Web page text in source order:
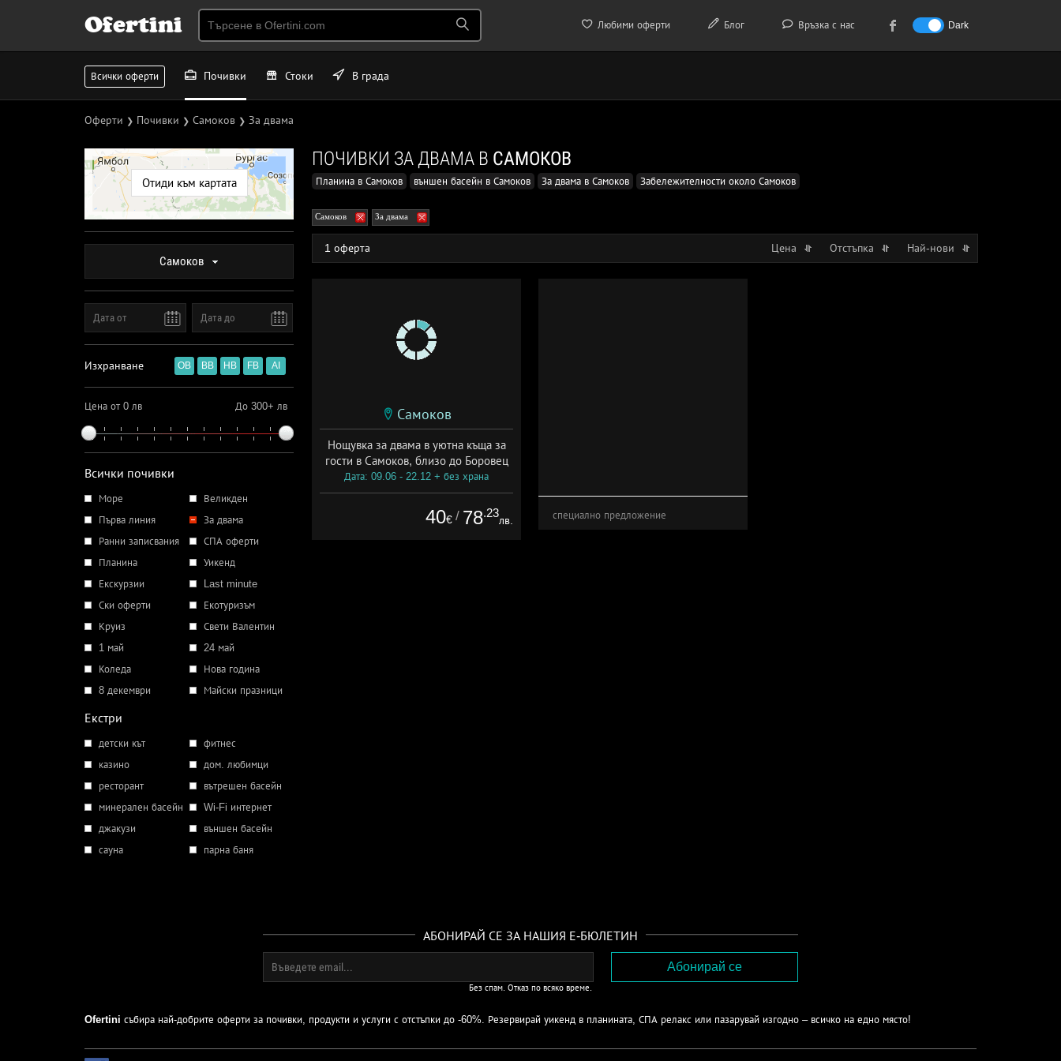
Любими оферти Блог Връзка с нас Dark
Ofertini
Всички оферти Почивки Стоки В града
Оферти ❯ Почивки ❯ Самоков ❯ За двама
Отиди към картата
Самоков
Изхранване OB BB HB FB AI
Цена от 0 лв До 300+ лв
Всички почивки
Море
Великден
Първа линия
За двама
Ранни записвания
СПА оферти
Планина
Уикенд
Екскурзии
Last minute
Ски оферти
Екотуризъм
Круиз
Свети Валентин
1 май
24 май
Коледа
Нова година
8 декември
Майски празници
Екстри
детски кът
фитнес
казино
дом. любимци
ресторант
вътрешен басейн
минерален басейн
Wi-Fi интернет
джакузи
външен басейн
сауна
парна баня
ПОЧИВКИ ЗА ДВАМА В САМОКОВ
Планина в Самоков външен басейн в Самоков За двама в Самоков Забележителности около Самоков
Самоков За двама
1 оферта Цена Отстъпка Най-нови
Самоков
Нощувка за двама в уютна къща за
гости в Самоков, близо до Боровец
Дата: 09.06 - 22.12 + без храна
40€ / 78.23
лв. специално предложение
АБОНИРАЙ СЕ ЗА НАШИЯ Е-БЮЛЕТИН
Без спам. Отказ по всяко време.
Ofertini събира най-добрите оферти за почивки, продукти и услуги с отстъпки до -60%. Резервирай уикенд в планината, СПА релакс или пазарувай изгодно – всичко на едно място!